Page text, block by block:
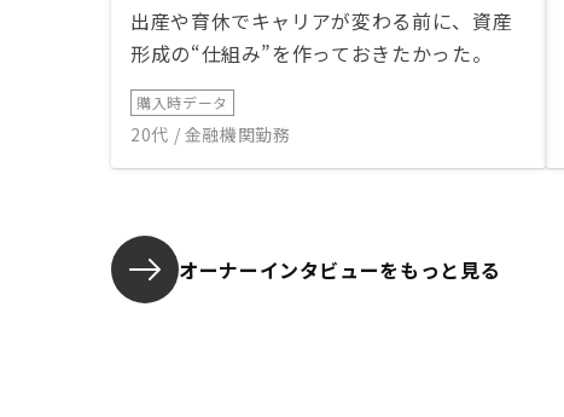
出産や育休でキャリアが変わる前に、資産
形成の“仕組み”を作っておきたかった。
購入時データ
20代 / 金融機関勤務
オーナーインタビューをもっと見る